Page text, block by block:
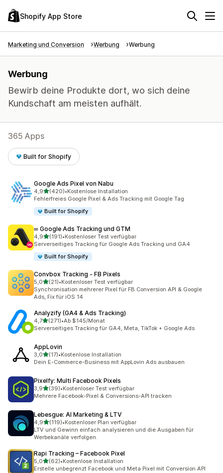
Shopify App Store
Marketing und Conversion Werbung Werbung
Werbung
Bewirb deine Produkte dort, wo sich deine
Kundschaft am meisten aufhält.
365 Apps
Built for Shopify
Google Ads Pixel von Nabu
4,9von 5 Sternen
(420)
420 Rezensionen insgesamt
•Kostenlose Installation
Fehlerfreies Google Pixel & Ads Tracking mit Google Tag
Built for Shopify
∞ Google Ads Tracking und GTM
4,9von 5 Sternen
(191)
191 Rezensionen insgesamt
•Kostenloser Test verfügbar
Serverseitiges Tracking für Google Ads Tracking und GA4
Built for Shopify
Convbox Tracking ‑ FB Pixels
5,0von 5 Sternen
(21)
21 Rezensionen insgesamt
•Kostenloser Test verfügbar
Synchronisation mehrerer Pixel für FB Conversion API & Google
Ads, Fix für iOS 14
Analyzify (GA4 & Ads Tracking)
4,7von 5 Sternen
(271)
271 Rezensionen insgesamt
•Ab $145/Monat
Serverseitiges Tracking für GA4, Meta, TikTok + Google Ads
AppLovin
3,0von 5 Sternen
(17)
17 Rezensionen insgesamt
•Kostenlose Installation
Dein E-Commerce-Business mit AppLovin Ads ausbauen
Pixelfy: Multi Facebook Pixels
3,9von 5 Sternen
(39)
39 Rezensionen insgesamt
•Kostenloser Test verfügbar
Mehrere Facebook-Pixel & Conversions-API tracken
Lebesgue: AI Marketing & LTV
4,9von 5 Sternen
(119)
119 Rezensionen insgesamt
•Kostenloser Plan verfügbar
LTV und Gewinn einfach analysieren und die Ausgaben für
Werbekanäle verfolgen.
Rapi Tracking – Facebook Pixel
5,0von 5 Sternen
(62)
62 Rezensionen insgesamt
•Kostenlose Installation
Erstelle unbegrenzt Facebook und Meta Pixel mit Conversion API